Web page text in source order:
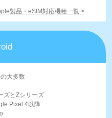
製品・eSIM対応機種一覧 >
大多数
ズとZシリーズ
Pixel 4以降